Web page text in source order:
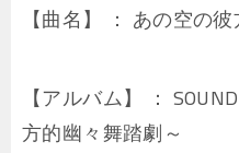
【曲名】 ： あの空の
【アルバム】 ：
方的幽々舞踏劇～